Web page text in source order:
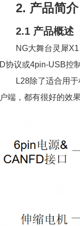
2. 产品简介
2.1 产品概述
NG大舞台灵犀
D协议或4pin-USB控
L28除了适合用
户端，都有很好的效果